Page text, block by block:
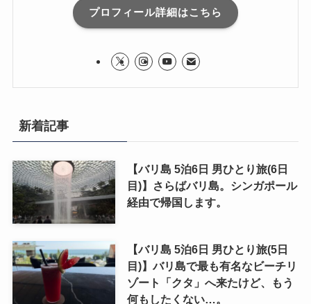
プロフィール詳細はこちら
新着記事
【バリ島 5泊6日 男ひとり旅(6日
目)】さらばバリ島。シンガポール
経由で帰国します。
【バリ島 5泊6日 男ひとり旅(5日
目)】バリ島で最も有名なビーチリ
ゾート「クタ」へ来たけど、もう
何もしたくない…。